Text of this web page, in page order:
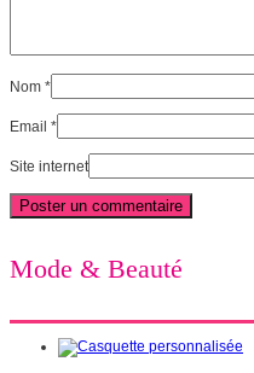
Nom *
Email *
Site internet
Mode & Beauté